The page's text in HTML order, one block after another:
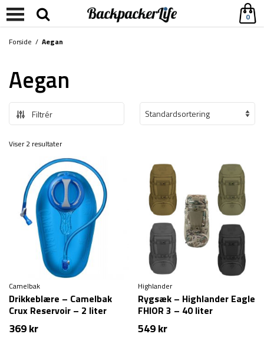
0
Forside / Aegan
Aegan
Filtrér
Viser 2 resultater
Camelbak
Drikkeblære – Camelbak
Crux Reservoir – 2 liter
369kr
Highlander
Rygsæk – Highlander Eagle
FHIOR 3 – 40 liter
549kr